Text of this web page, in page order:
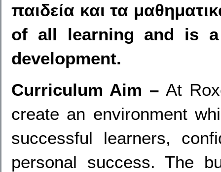
παιδεία και τα
of all learning and is
development.
Curriculum Aim –At
create an environment
successful learners,
personal success. The